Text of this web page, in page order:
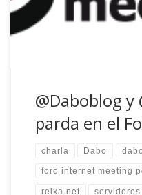
@Daboblog y
parda en el
charla Dabo
foro internet meeting
reixa.net servidores